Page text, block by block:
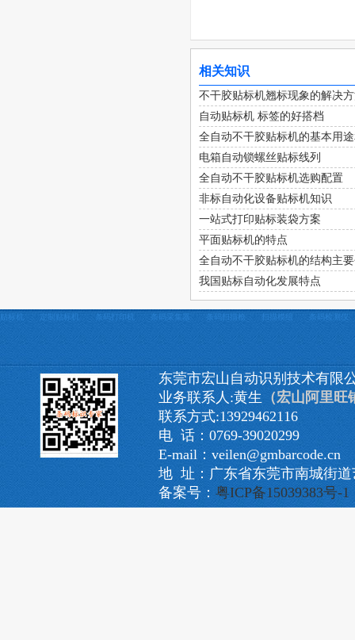
相关知识
不干胶贴标机翘标现象的解决
自动贴标机 标签的好搭档
全自动不干胶贴标机的基本用
电箱自动锁螺丝贴标线列
全自动不干胶贴标机选购配置
非标自动化设备贴标机知识
一站式打印贴标装袋方案
平面贴标机的特点
全自动不干胶贴标机的结构主
我国贴标自动化发展特点
贴标机 定制贴标机 条码打印机 条码采集器 条码扫描枪 扫描模组 条码检测仪
东莞市宏山自动识别技术有限
业务联系人:黄生 （宏山阿里旺
联系方式:13929462116
电 话：0769-39020299
E-mail：veilen@gmbarcode.cn
地 址：广东省东莞市南城街
备案号： 粤ICP备15039383号-1